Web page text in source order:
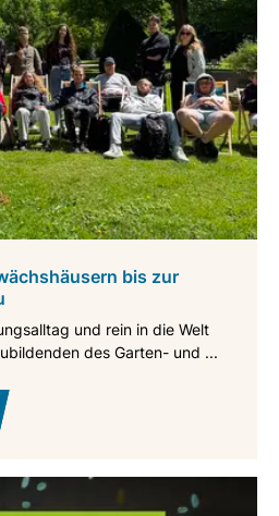
bis zur
und rein in die Welt
des Garten- und ...